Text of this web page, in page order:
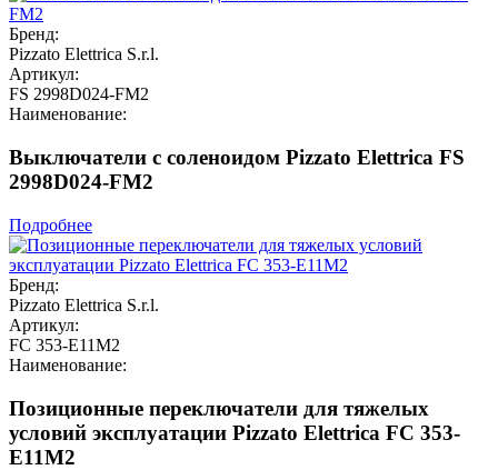
Бренд:
Pizzato Elettrica S.r.l.
Артикул:
FS 2998D024-FM2
Наименование:
Выключатели с соленоидом Pizzato Elettrica FS
2998D024-FM2
Подробнее
Бренд:
Pizzato Elettrica S.r.l.
Артикул:
FC 353-E11M2
Наименование:
Позиционные переключатели для тяжелых
условий эксплуатации Pizzato Elettrica FC 353-
E11M2